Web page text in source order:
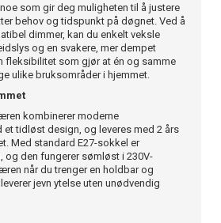
som gir deg muligheten til å justere
behov og tidspunkt på døgnet. Ved å
dimmer, kan du enkelt veksle
og en svakere, mer dempet
fleksibilitet som gjør at én og samme
ulike bruksområder i hjemmet.
kombinerer moderne
tidløst design, og leveres med 2 års
Med standard E27-sokkel er
og den fungerer sømløst i 230V-
når du trenger en holdbar og
jevn ytelse uten unødvendig